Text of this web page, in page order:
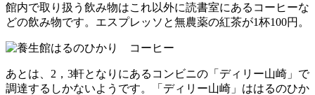
館内で取り扱う飲み物はこれ以外に読書室にあるコーヒーな
どの飲み物です。エスプレッソと無農薬の紅茶が1杯100円。
あとは、2，3軒となりにあるコンビニの「ディリー山崎」で
調達するしかないようです。「ディリー山崎」ははるのひか